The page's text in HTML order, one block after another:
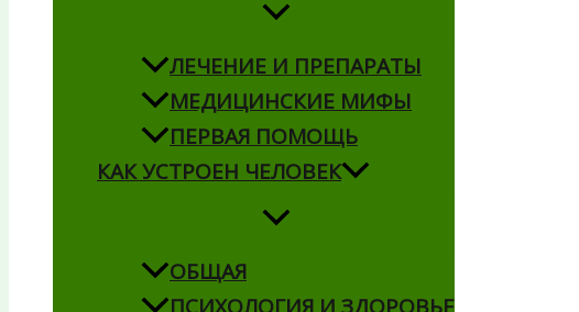
ЛЕЧЕНИЕ И ПРЕПАРАТЫ
МЕДИЦИНСКИЕ МИФЫ
ПЕРВАЯ ПОМОЩЬ
КАК УСТРОЕН ЧЕЛОВЕК
ОБЩАЯ